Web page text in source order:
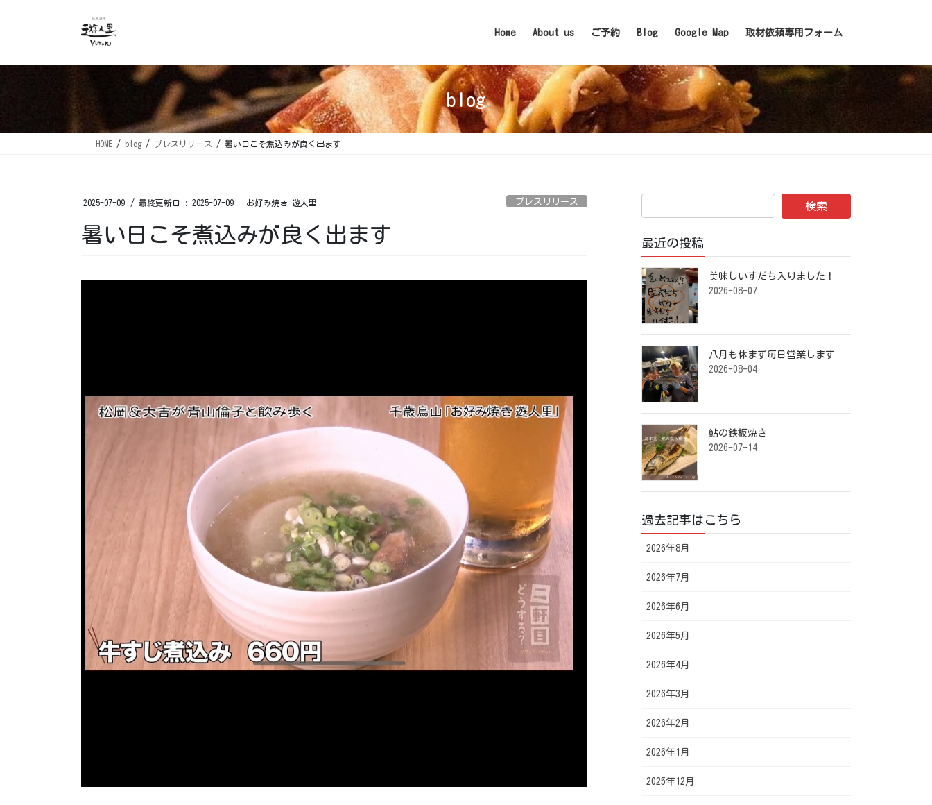
Home About us ご予約 Blog Google Map 取材依頼専用フォーム
blog
HOME blog プレスリリース 暑い日こそ️煮込みが良く出ます️ ⁡
2025-07-09 / 最終更新日 : 2025-07-09 お好み焼き 遊人里 プレスリリース
暑い日こそ️煮込みが良く出ます️ ⁡ 最近の投稿
美味しいすだち入りました！ ⁡
2026-08-07
八月も休まず毎日営業します️ ⁡
2026-08-04
鮎の鉄板焼き ⁡
2026-07-14
過去記事はこちら
2026年8月
2026年7月
2026年6月
2026年5月
2026年4月
2026年3月
2026年2月
2026年1月
2025年12月